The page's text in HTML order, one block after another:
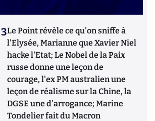
3Le Point révèle ce qu'on sniffe à
l'Elysée, Marianne que Xavier Niel
hacke l'Etat; Le Nobel de la Paix
russe donne une leçon de
courage, l'ex PM australien une
leçon de réalisme sur la Chine, la
DGSE une d'arrogance; Marine
Tondelier fait du Macron